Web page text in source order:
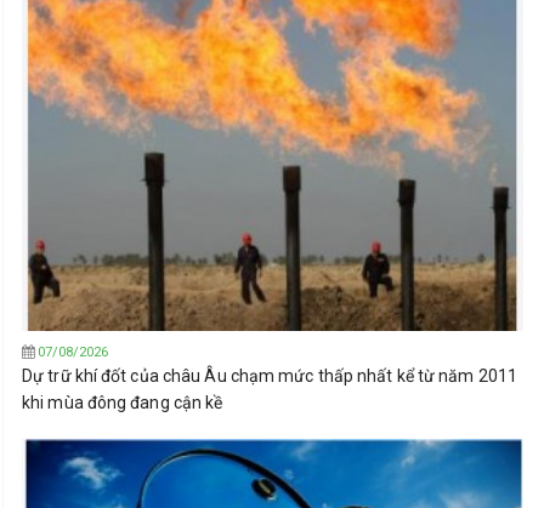
07/08/2026
Dự trữ khí đốt của châu Âu chạm mức thấp nhất kể từ năm 2011
khi mùa đông đang cận kề